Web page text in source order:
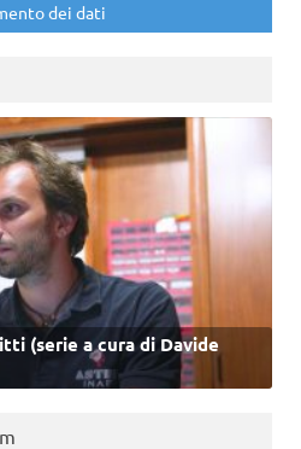
dei dati
(serie a cura di Davide